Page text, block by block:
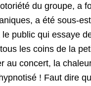
du groupe, a
a été sous-
public qui essaye
les coins de la
au concert, la
! Faut dire